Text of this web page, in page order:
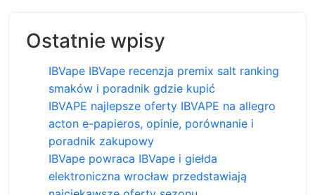
Ostatnie wpisy
IBVape IBVape recenzja premix salt ranking
smaków i poradnik gdzie kupić
IBVAPE najlepsze oferty IBVAPE na allegro
acton e-papieros, opinie, porównanie i
poradnik zakupowy
IBVape powraca IBVape i giełda
elektroniczna wrocław przedstawiają